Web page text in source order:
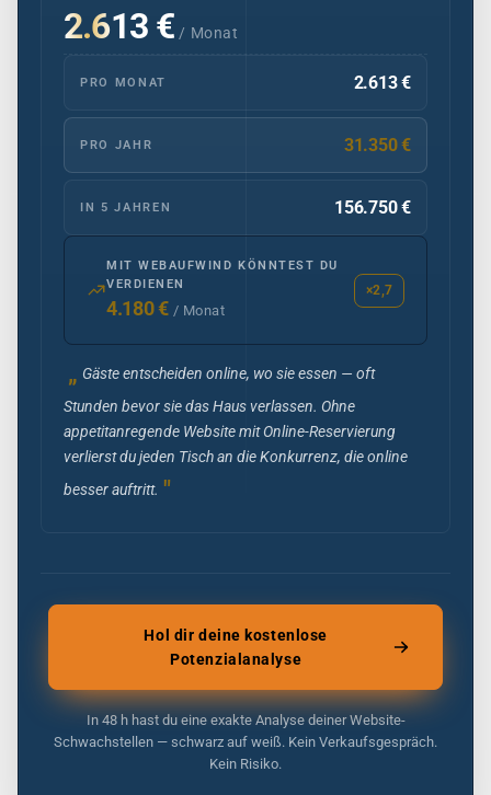
2.613 € / Monat
PRO MONAT 2.613 €
PRO JAHR 31.350 €
IN 5 JAHREN 156.750 €
MIT WEBAUFWIND KÖNNTEST DU
VERDIENEN
4.180 € / Monat
×2,7
„ Gäste entscheiden online, wo sie essen — oft
Stunden bevor sie das Haus verlassen. Ohne
appetitanregende Website mit Online-Reservierung
verlierst du jeden Tisch an die Konkurrenz, die online
besser auftritt. "
Hol dir deine kostenlose
Potenzialanalyse
In 48 h hast du eine exakte Analyse deiner Website-
Schwachstellen — schwarz auf weiß. Kein Verkaufsgespräch.
Kein Risiko.